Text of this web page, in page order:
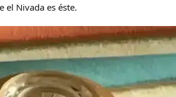
el Nivada es éste.